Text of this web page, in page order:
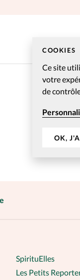
COOKIES
Ce site
votre
de
OK,
SpirituElles
Les Petits